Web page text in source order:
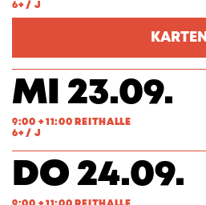
6+ / J
KARTEN
MI 23.09.
9:00 + 11:00 REITHALLE
6+ / J
DO 24.09.